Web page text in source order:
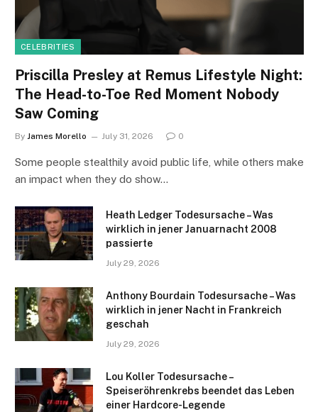
CELEBRITIES
Priscilla Presley at Remus Lifestyle Night:
The Head-to-Toe Red Moment Nobody
Saw Coming
By James Morello July 31, 2026 0
Some people stealthily avoid public life, while others make
an impact when they do show…
Heath Ledger Todesursache – Was
wirklich in jener Januarnacht 2008
passierte
July 29, 2026
Anthony Bourdain Todesursache – Was
wirklich in jener Nacht in Frankreich
geschah
July 29, 2026
Lou Koller Todesursache –
Speiseröhrenkrebs beendet das Leben
einer Hardcore-Legende